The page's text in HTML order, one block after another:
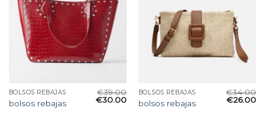
BOLSOS REBAJAS
bolsos rebajas
€39.00
€30.00
BOLSOS REBAJAS
bolsos rebajas
€34.00
€26.00